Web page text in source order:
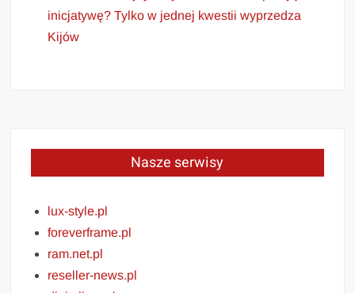
inicjatywę? Tylko w jednej kwestii wyprzedza
Kijów
Nasze serwisy
lux-style.pl
foreverframe.pl
ram.net.pl
reseller-news.pl